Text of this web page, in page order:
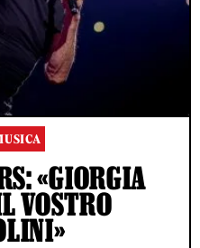
«GIORGIA
VOSTRO